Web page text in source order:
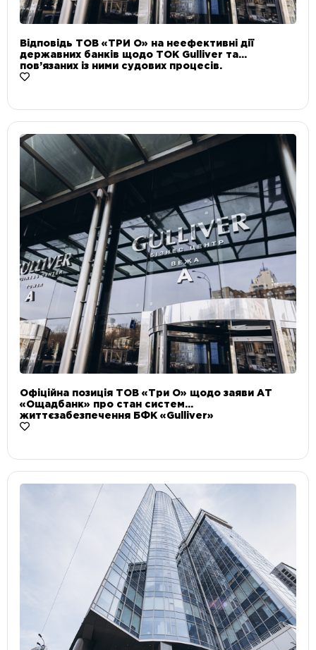
Відповідь ТОВ «ТРИ О» на неефективні дії
державних банків щодо ТОК Gulliver та
пов’язаних із ними судових процесів.
Офіційна позиція ТОВ «Три О» щодо заяви АТ
«Ощадбанк» про стан систем
життєзабезпечення БФК «Gulliver»